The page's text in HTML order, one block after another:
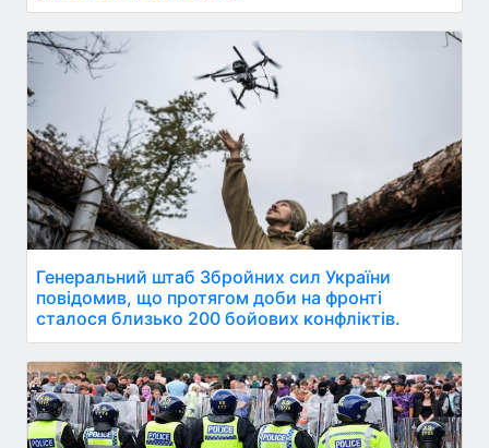
Генеральний штаб Збройних сил України
повідомив, що протягом доби на фронті
сталося близько 200 бойових конфліктів.